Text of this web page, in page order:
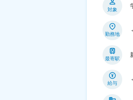
対象
勤務地
最寄駅
給与